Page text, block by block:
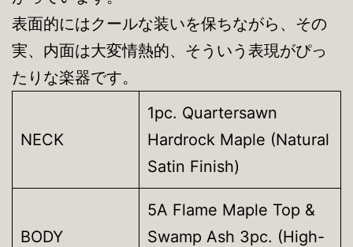
表面的にはクールな装いを保ちながら、その
実、内面は大変情熱的、そういう表現がぴっ
たりな楽器です。
NECK
1pc. Quartersawn
Hardrock Maple (Natural
Satin Finish)
BODY
5A Flame Maple Top &
Swamp Ash 3pc. (High-